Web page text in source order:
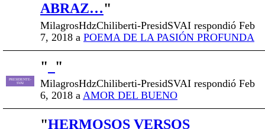
ABRAZ…"
MilagrosHdzChiliberti-PresidSVAI respondió Feb
7, 2018 a POEMA DE LA PASIÓN PROFUNDA
PRESIDENTE-
SVAI
" "
MilagrosHdzChiliberti-PresidSVAI respondió Feb
6, 2018 a AMOR DEL BUENO
"HERMOSOS VERSOS